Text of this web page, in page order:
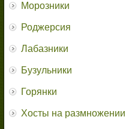
Морозники
Роджерсия
Лабазники
Бузульники
Горянки
Хосты на размножении